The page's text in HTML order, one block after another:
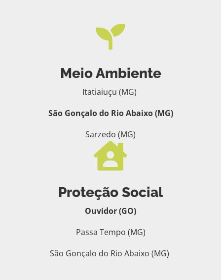

Meio Ambiente
Itatiaiuçu (MG)
São Gonçalo do Rio Abaixo (MG)
Sarzedo (MG)

Proteção Social
Ouvidor (GO)
Passa Tempo (MG)
São Gonçalo do Rio Abaixo (MG)